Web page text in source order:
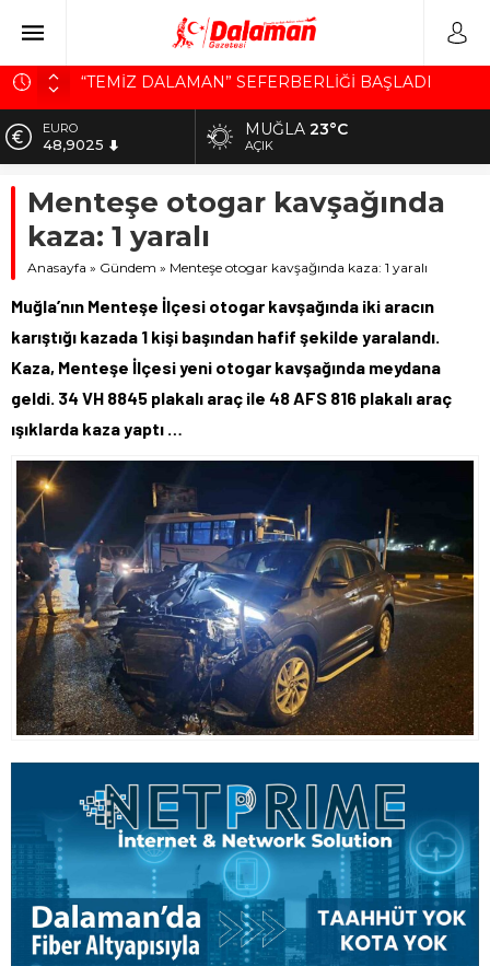
“TEMİZ DALAMAN” SEFERBERLİĞİ BAŞLADI
BAŞKAN SEZER DURMUŞ, BELEDİYENİN
BORCUNU AÇIKLADI
SANAYİ SİTESİNE 22 YENİ DÜKKAN
SÜREK AVINDA KAZA KURŞUNU CAN ALDI
Ortaca EmniyetTeşkilatının Acı Günü
ALTIN
5.725,27
10.208,76
DOLAR
48,9025
MUĞLA23°C
AÇIK
Menteşe otogar kavşağında
kaza: 1 yaralı
Anasayfa » Gündem » Menteşe otogar kavşağında kaza: 1 yaralı
Muğla’nın Menteşe İlçesi otogar kavşağında iki aracın
karıştığı kazada 1 kişi başından hafif şekilde yaralandı.
Kaza, Menteşe İlçesi yeni otogar kavşağında meydana
geldi. 34 VH 8845 plakalı araç ile 48 AFS 816 plakalı araç
ışıklarda kaza yaptı …